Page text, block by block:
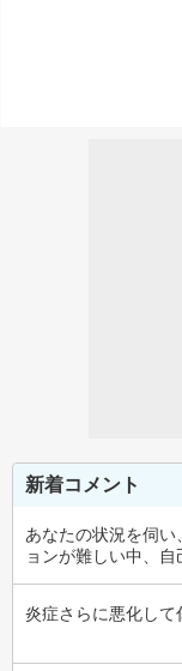
新着コメント
あなたの状況を伺
ョンが難しい中、自
炎症さらに悪化して